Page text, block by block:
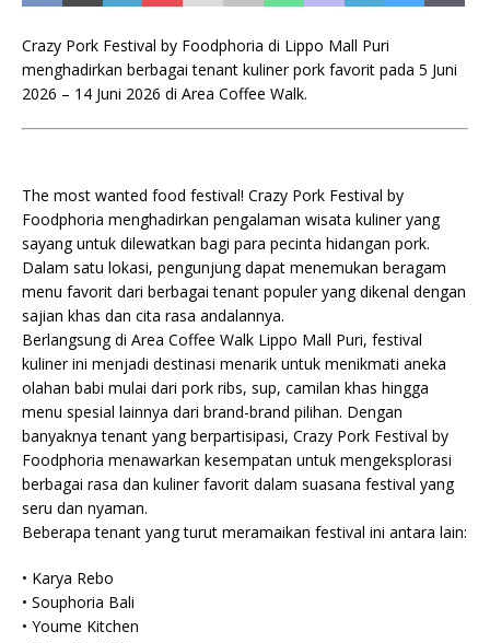
Crazy Pork Festival by Foodphoria di Lippo Mall Puri
menghadirkan berbagai tenant kuliner pork favorit pada 5 Juni
2026 – 14 Juni 2026 di Area Coffee Walk.
The most wanted food festival! Crazy Pork Festival by
Foodphoria menghadirkan pengalaman wisata kuliner yang
sayang untuk dilewatkan bagi para pecinta hidangan pork.
Dalam satu lokasi, pengunjung dapat menemukan beragam
menu favorit dari berbagai tenant populer yang dikenal dengan
sajian khas dan cita rasa andalannya.
Berlangsung di Area Coffee Walk Lippo Mall Puri, festival
kuliner ini menjadi destinasi menarik untuk menikmati aneka
olahan babi mulai dari pork ribs, sup, camilan khas hingga
menu spesial lainnya dari brand-brand pilihan. Dengan
banyaknya tenant yang berpartisipasi, Crazy Pork Festival by
Foodphoria menawarkan kesempatan untuk mengeksplorasi
berbagai rasa dan kuliner favorit dalam suasana festival yang
seru dan nyaman.
Beberapa tenant yang turut meramaikan festival ini antara lain:
• Karya Rebo
• Souphoria Bali
• Youme Kitchen